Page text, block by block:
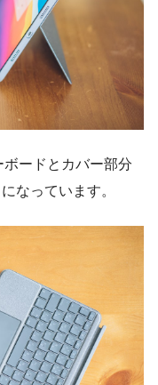
ードとカバー部分
なっています。